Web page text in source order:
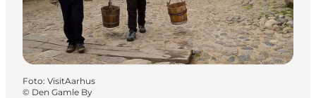
Foto: VisitAarhus
© Den Gamle By